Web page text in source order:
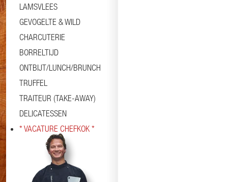
LAMSVLEES
GEVOGELTE & WILD
CHARCUTERIE
BORRELTIJD
ONTBIJT/LUNCH/BRUNCH
TRUFFEL
TRAITEUR (TAKE-AWAY)
DELICATESSEN
* VACATURE CHEFKOK *